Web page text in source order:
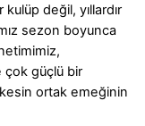
değil, yıllardır
sezon boyunca
çok güçlü bir
ortak emeğinin